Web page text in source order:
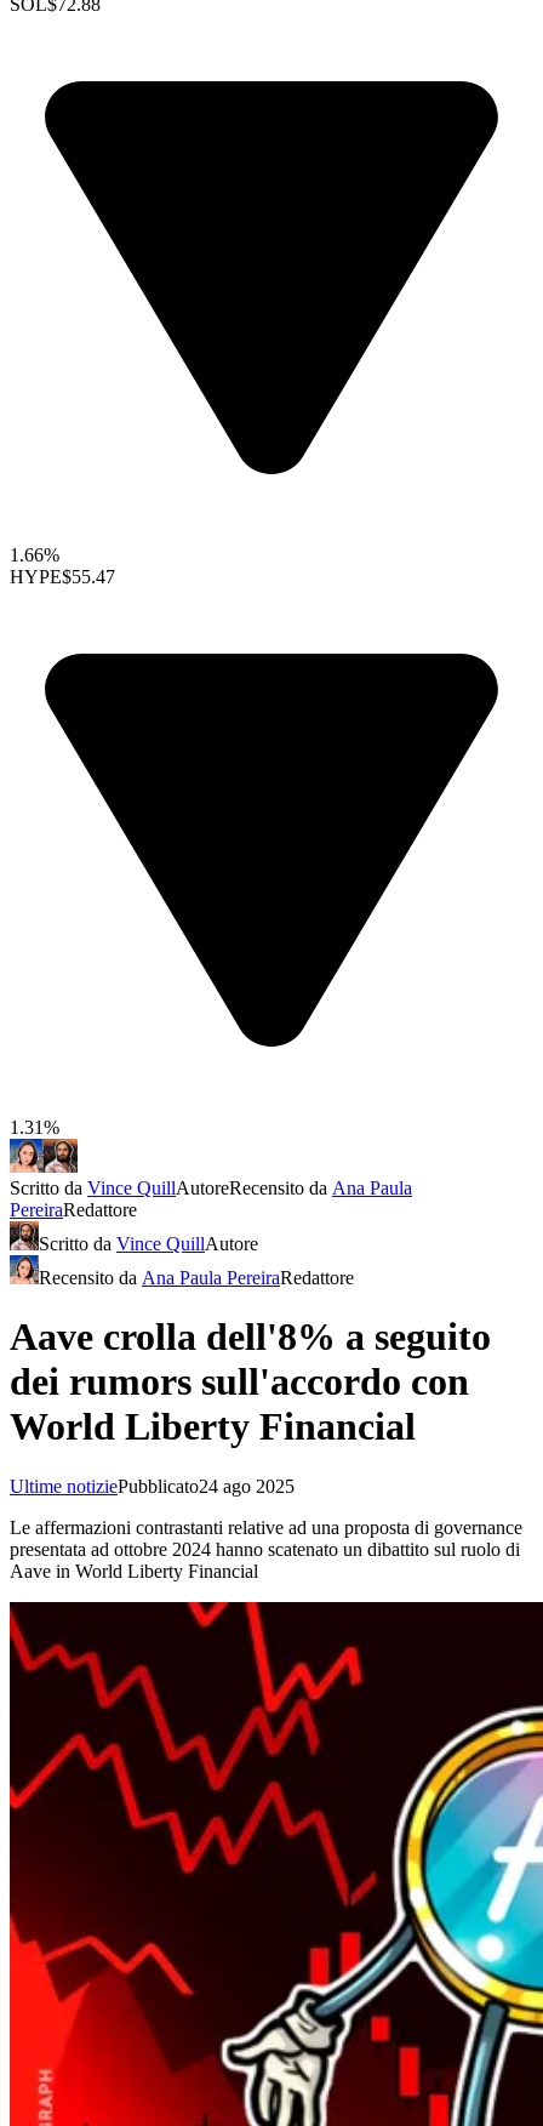
SOL$72.88
1.66%
HYPE$55.47
1.31%
Scritto da Vince QuillAutoreRecensito da Ana Paula
PereiraRedattore
Scritto da Vince QuillAutore
Recensito da Ana Paula PereiraRedattore
Aave crolla dell'8% a seguito
dei rumors sull'accordo con
World Liberty Financial
Ultime notiziePubblicato24 ago 2025
Le affermazioni contrastanti relative ad una proposta di governance
presentata ad ottobre 2024 hanno scatenato un dibattito sul ruolo di
Aave in World Liberty Financial